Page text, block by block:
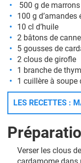
500 g de
100 g d’amandes
10 cl d’huile
2 bâtons de
5 gousses de
2 clous de girofle
1 branche de thym
1 cuillère à soupe
LES RECETTES :
Verser les clous